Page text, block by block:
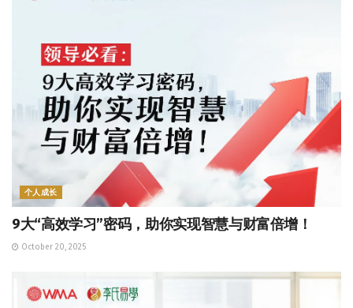
个人成长
9大“高效学习”密码，助你实现智慧与财富倍增！
October 20, 2025